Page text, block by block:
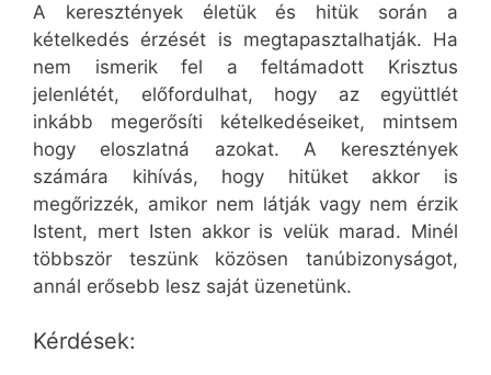
A keresztények életük és hitük során a
kételkedés érzését is megtapasztalhatják. Ha
nem ismerik fel a feltámadott Krisztus
jelenlétét, előfordulhat, hogy az együttlét
inkább megerősíti kételkedéseiket, mintsem
hogy eloszlatná azokat. A keresztények
számára kihívás, hogy hitüket akkor is
megőrizzék, amikor nem látják vagy nem érzik
Istent, mert Isten akkor is velük marad. Minél
többször teszünk közösen tanúbizonyságot,
annál erősebb lesz saját üzenetünk.
Kérdések: